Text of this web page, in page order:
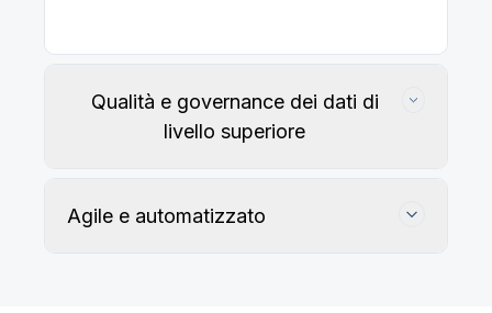
Qualità e governance dei dati di
livello superiore
Agile e automatizzato